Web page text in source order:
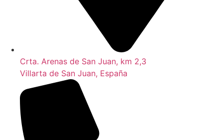
Crta. Arenas de San Juan, km 2,3
Villarta de San Juan, España